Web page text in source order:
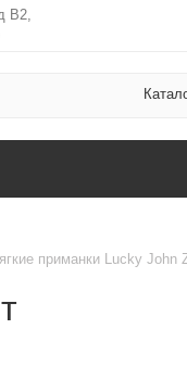
В2,
приманки Lucky John